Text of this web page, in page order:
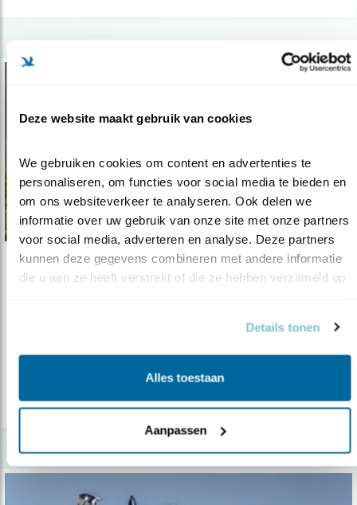
Deze website maakt gebruik van cookies
We gebruiken cookies om content en advertenties te
personaliseren, om functies voor social media te bieden en
om ons websiteverkeer te analyseren. Ook delen we
informatie over uw gebruik van onze site met onze partners
voor social media, adverteren en analyse. Deze partners
kunnen deze gegevens combineren met andere informatie
die u aan ze heeft verstrekt of die ze hebben verzameld op
Details tonen
Alles toestaan
Aanpassen
Verdieping
Nieuw onderzoek om pioniersoorten beter te
lees meer